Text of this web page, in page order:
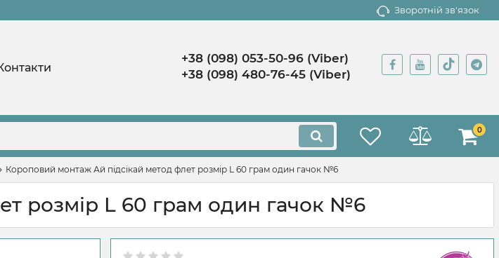
Зворотній зв'язок
+38 (098) 053-50-96 (Viber)
+38 (098) 480-76-45 (Viber)
0
Короповий монтаж Ай підсікай метод флет розмір L 60 грам один гачок №6
розмір L 60 грам один гачок №6